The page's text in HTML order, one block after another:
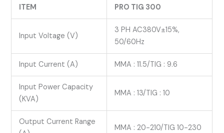
ITEM PRO TIG 300
Input Voltage (V)
3 PH AC380V±15%,
50/60Hz
Input Current (A) MMA : 11.5/TIG : 9.6
Input Power Capacity
(KVA)
MMA : 13/TIG : 10
Output Current Range
MMA : 20-210/TIG 10-230